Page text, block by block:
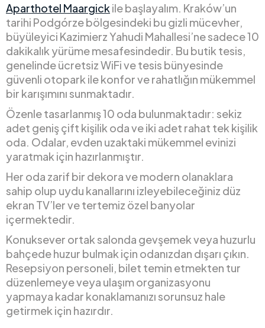
Aparthotel Maargick ile başlayalım. Kraków’un
tarihi Podgórze bölgesindeki bu gizli mücevher,
büyüleyici Kazimierz Yahudi Mahallesi’ne sadece 10
dakikalık yürüme mesafesindedir. Bu butik tesis,
genelinde ücretsiz WiFi ve tesis bünyesinde
güvenli otopark ile konfor ve rahatlığın mükemmel
bir karışımını sunmaktadır.
Özenle tasarlanmış 10 oda bulunmaktadır: sekiz
adet geniş çift kişilik oda ve iki adet rahat tek kişilik
oda. Odalar, evden uzaktaki mükemmel evinizi
yaratmak için hazırlanmıştır.
Her oda zarif bir dekora ve modern olanaklara
sahip olup uydu kanallarını izleyebileceğiniz düz
ekran TV’ler ve tertemiz özel banyolar
içermektedir.
Konuksever ortak salonda gevşemek veya huzurlu
bahçede huzur bulmak için odanızdan dışarı çıkın.
Resepsiyon personeli, bilet temin etmekten tur
düzenlemeye veya ulaşım organizasyonu
yapmaya kadar konaklamanızı sorunsuz hale
getirmek için hazırdır.